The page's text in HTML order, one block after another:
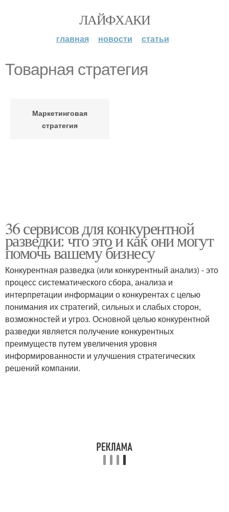
ЛАЙФХАКИ
главная новости статьи
Товарная стратегия
Маркетинговая
стратегия
36 сервисов для конкурентной
разведки: что это и как они могут
помочь вашему бизнесу
Конкурентная разведка (или конкурентный анализ) - это
процесс систематического сбора, анализа и
интерпретации информации о конкурентах с целью
понимания их стратегий, сильных и слабых сторон,
возможностей и угроз. Основной целью конкурентной
разведки является получение конкурентных
преимуществ путем увеличения уровня
информированности и улучшения стратегических
решений компании.